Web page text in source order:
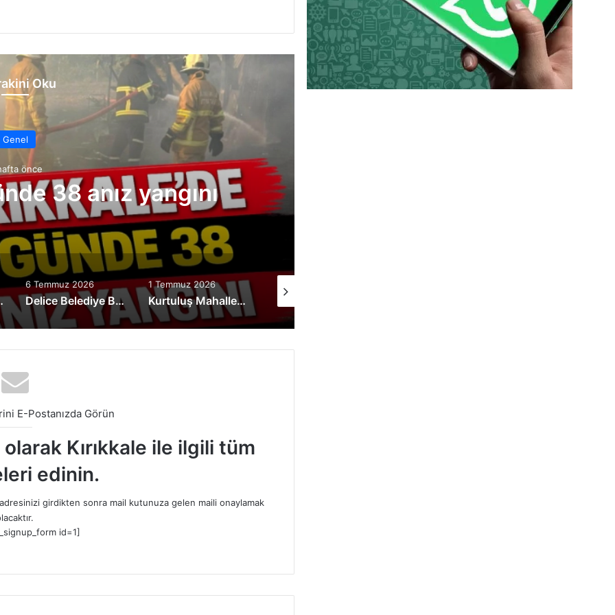
Oku
Genel
önce
38 anız yangını
teslimatı
6 Temmuz 2026
Delice Belediye Başkanı Uyan, Hasat Sezonunda TMO ve Zahireci Esnafını Ziyaret Etti
1 Temmuz 2026
Kurtuluş Mahallesi’nde Asfalt seferberliği başladı
E-Postanızda Görün
Kırıkkale ile ilgili tüm
edinin.
girdikten sonra mail kutunuza gelen maili onaylamak
id=1]